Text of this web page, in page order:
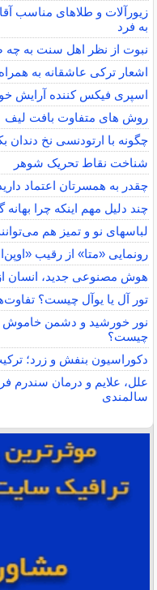
زیورآلات و طلاهای مناسب
به فرد
نبوت از نظر اهل سنت به
اشعار ترکی عاشقانه به
اسپری فیکس کننده آرایش
روش های متفاوت بافت لیف
چگونه با ارتودنسی نخ دندان
شناخت نقاط تحریک شوهر
چقدر به همسرتان اعتماد
چند دلیل مهم اینکه چرا
لباس‎های نو و تمیز هم می‌توانند بیماری‌زا باشند!
رونمایی «متا» از رقیب
هوش مصنوعی جدید، انسان
تور آل یا یوآل چیست؟
نور خورشید و دشمن
چیست؟
دکوراسیون بنفش و زرد؛
علل، علایم و درمان سندرم
سالمندی